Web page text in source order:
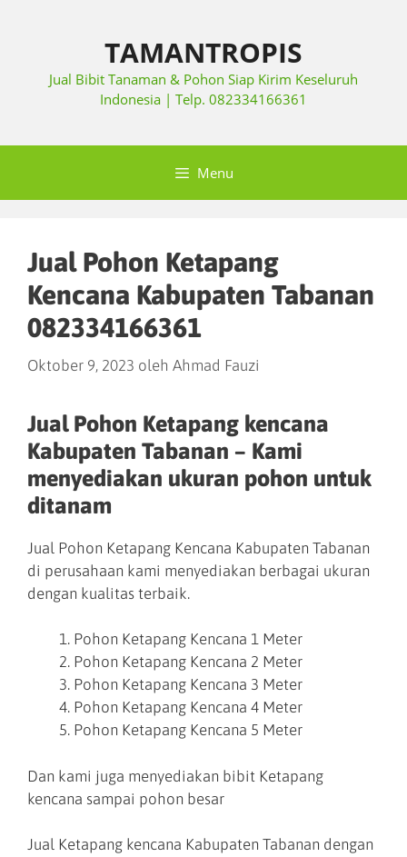
TAMANTROPIS
Jual Bibit Tanaman & Pohon Siap Kirim Keseluruh
Indonesia | Telp. 082334166361
Menu
Jual Pohon Ketapang
Kencana Kabupaten Tabanan
082334166361
Oktober 9, 2023 oleh Ahmad Fauzi
Jual Pohon Ketapang kencana
Kabupaten Tabanan – Kami
menyediakan ukuran pohon untuk
ditanam
Jual Pohon Ketapang Kencana Kabupaten Tabanan
di perusahaan kami menyediakan berbagai ukuran
dengan kualitas terbaik.
Pohon Ketapang Kencana 1 Meter
Pohon Ketapang Kencana 2 Meter
Pohon Ketapang Kencana 3 Meter
Pohon Ketapang Kencana 4 Meter
Pohon Ketapang Kencana 5 Meter
Dan kami juga menyediakan bibit Ketapang
kencana sampai pohon besar
Jual Ketapang kencana Kabupaten Tabanan dengan